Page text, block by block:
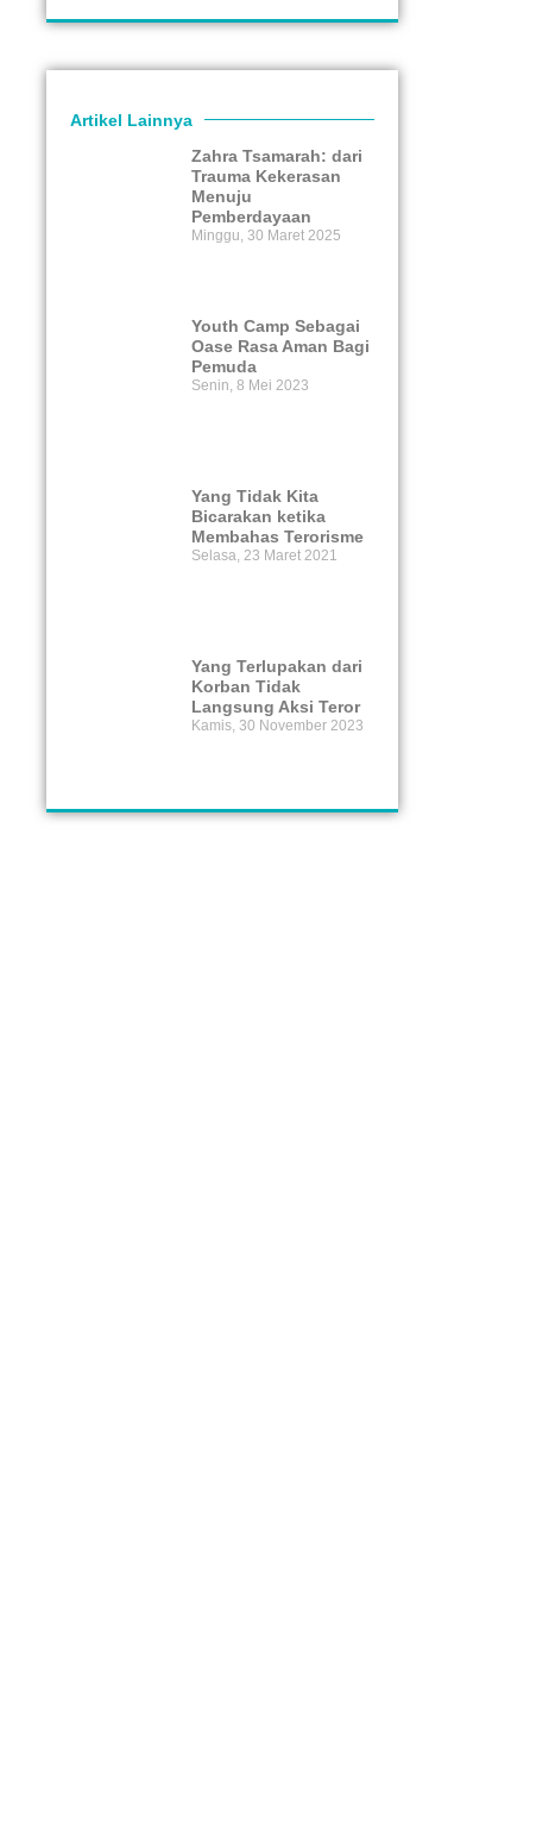
Artikel Lainnya
Zahra Tsamarah: dari
Trauma Kekerasan
Menuju
Pemberdayaan
Minggu, 30 Maret 2025
Youth Camp Sebagai
Oase Rasa Aman Bagi
Pemuda
Senin, 8 Mei 2023
Yang Tidak Kita
Bicarakan ketika
Membahas Terorisme
Selasa, 23 Maret 2021
Yang Terlupakan dari
Korban Tidak
Langsung Aksi Teror
Kamis, 30 November 2023